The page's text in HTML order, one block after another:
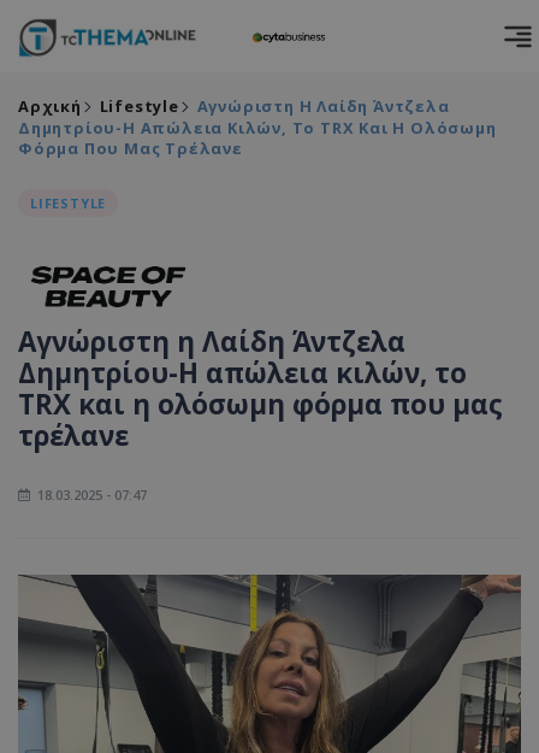
Αρχική Lifestyle
Αγνώριστη Η Λαίδη Άντζελα
Δημητρίου-Η Απώλεια Κιλών, Το TRX Και Η Ολόσωμη
Φόρμα Που Μας Τρέλανε
LIFESTYLE
Αγνώριστη η Λαίδη Άντζελα
Δημητρίου-Η απώλεια κιλών, το
TRX και η ολόσωμη φόρμα που μας
τρέλανε
18.03.2025 - 07:47